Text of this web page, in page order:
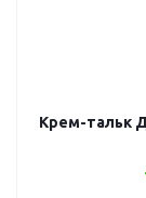
Крем-тальк